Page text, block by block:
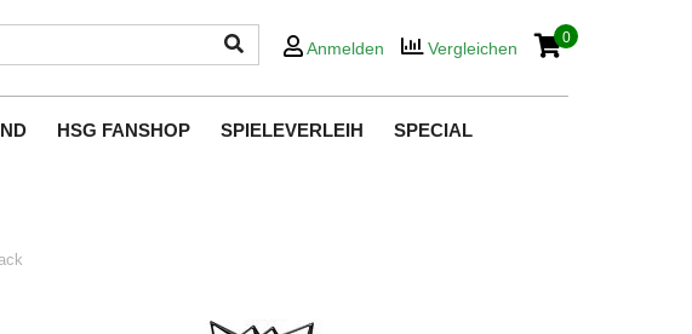
Anmelden Vergleichen
0
HSG FANSHOP SPIELEVERLEIH SPECIAL